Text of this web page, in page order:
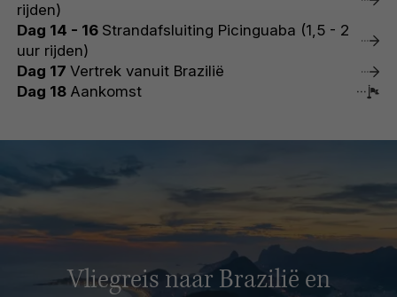
rijden)
Dag 14 - 16 Strandafsluiting Picinguaba (1,5 - 2
uur rijden)
Dag 17 Vertrek vanuit Brazilië
Dag 18 Aankomst
Vliegreis naar Brazilië en